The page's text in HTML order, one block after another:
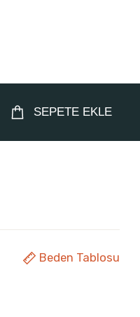
SEPETE EKLE
Beden Tablosu